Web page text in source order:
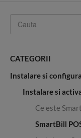
CATEGORII
Instalare si
Instalare si
Ce este
SmartBill